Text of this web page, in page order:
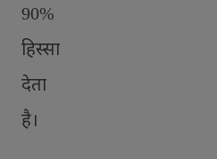
90%
हिस्सा
देता
है।